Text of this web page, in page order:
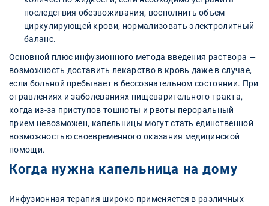
последствия обезвоживания, восполнить объем
циркулирующей крови, нормализовать электролитный
баланс.
Основной плюс инфузионного метода введения раствора —
возможность доставить лекарство в кровь даже в случае,
если больной пребывает в бессознательном состоянии. При
отравлениях и заболеваниях пищеварительного тракта,
когда из-за приступов тошноты и рвоты пероральный
прием невозможен, капельницы могут стать единственной
возможностью своевременного оказания медицинской
помощи.
Когда нужна капельница на дому
Инфузионная терапия широко применяется в различных